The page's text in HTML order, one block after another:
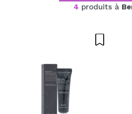
je n'ai pas de compte ici
4 produits à